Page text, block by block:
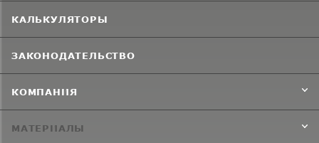
КАЛЬКУЛЯТОРЫ
ЗАКОНОДАТЕЛЬСТВО
КОМПАНИЯ
МАТЕРИАЛЫ